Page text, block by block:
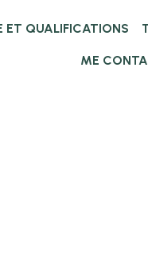
ET QUALIFICATIONS
ME